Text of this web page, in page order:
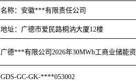
名称：安徽***有限责任公司
地址：广德市爱民路桐汭大厦12楼
广德***有限公司 2026年30MWh工商业储能
GDS-GC-GK-****053002